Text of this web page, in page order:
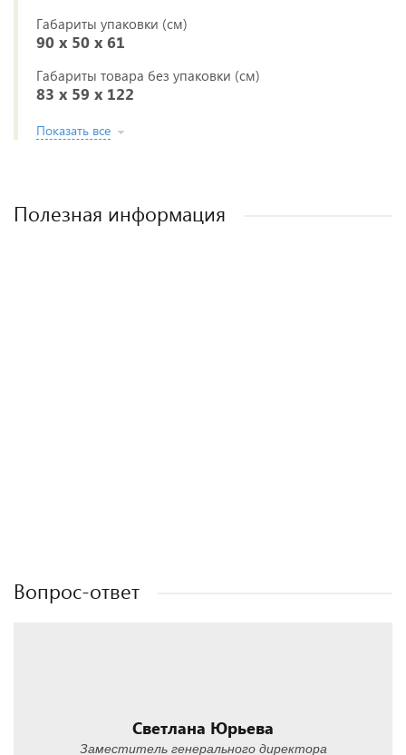
Габариты упаковки (см)
90 x 50 x 61
Габариты товара без упаковки (см)
83 x 59 x 122
Показать все
Полезная информация
Вопрос-ответ
Светлана Юрьева
Заместитель генерального директора